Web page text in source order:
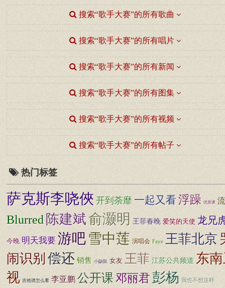
搜索“歌手大赛”的所有歌曲
搜索“歌手大赛”的所有唱片
搜索“歌手大赛”的所有新闻
搜索“歌手大赛”的所有图集
搜索“歌手大赛”的所有视频
搜索“歌手大赛”的所有帖子
热门标签
萨克斯李哓俠 开到荼靡 一起又看浮躁 优质课
Blurred 陈建斌俞灏明 王菲春晚 爱笑的天使 龙兄
今晚 明天我要 游吧雪中莲 演唱会 Faye 王菲北京
闹识别偿还 销售 小鼬鼠 女友 王菲 江苏公共频道 东
视 吉他谱怎么看 李亚鹏 公开课邓丽君彭杨 我也不想这样